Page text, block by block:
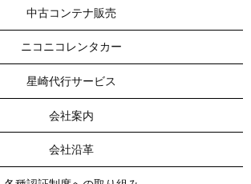
中古コンテナ販売
ニコニコレンタカー
星崎代行サービス
会社案内
会社沿革